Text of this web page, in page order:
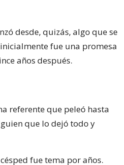
desde, quizás, algo que se
fue una promesa
años después.
referente que peleó hasta
que lo dejó todo y
fue tema por años.